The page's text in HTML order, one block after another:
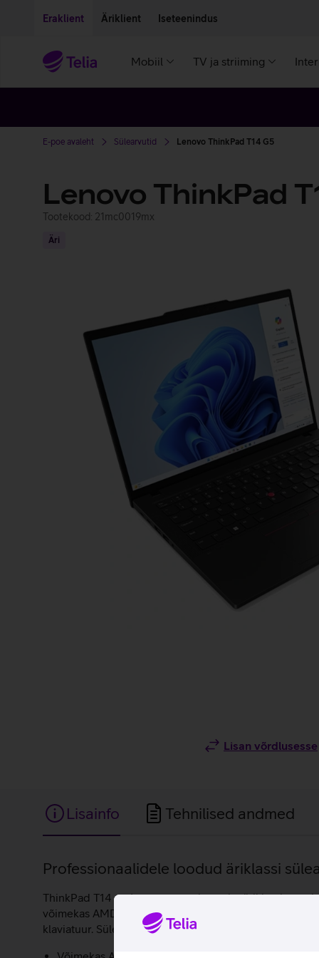
Eraklient Äriklient Iseteenindus
Mobiil TV ja striiming
E-poe avaleht Sülearvutid Lenovo ThinkPad T14 G5
Lenovo ThinkPad
Tootekood: 21mc0019mx
Äri
Lisan võrdlusesse
Lisainfo Tehnilised andmed
Lisainfo
Professionaalidele loodud äriklassi
ThinkPad T14 on Lenovo populaarseim äriklassi
võimekas AMD Ryzen 7 Pro 8840U protsessor, 16
klaviatuur. Sülearvuti töötab Microsoft Windows 11